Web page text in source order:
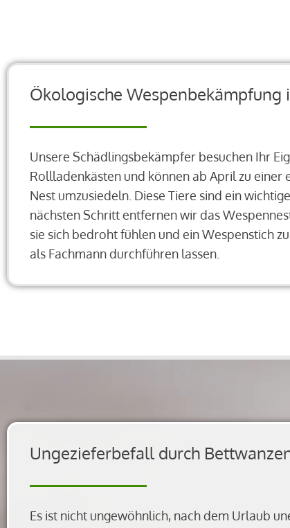
Ökologische Wespenbekämpfung
Unsere Schädlingsbekämpfer besuchen Ihr
Rollladenkästen und können ab April zu einer
Nest umzusiedeln. Diese Tiere sind ein
nächsten Schritt entfernen wir das
sie sich bedroht fühlen und ein Wespenstich
als Fachmann durchführen lassen.
Ungezieferbefall durch
Es ist nicht ungewöhnlich, nach dem Urlaub